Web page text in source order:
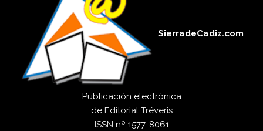
SierradeCadiz.com
Publicación electrónica
de Editorial Tréveris
ISSN nº 1577-8061